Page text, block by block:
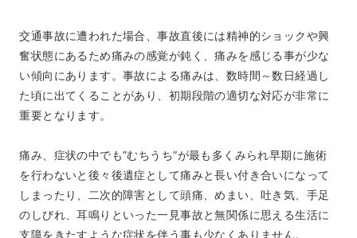
交通事故に遭われた場合、事故直後には精神的ショックや興
奮状態にあるため痛みの感覚が鈍く、痛みを感じる事が少な
い傾向にあります。事故による痛みは、数時間～数日経過し
た頃に出てくることがあり、初期段階の適切な対応が非常に
重要となります。
痛み、症状の中でも”むちうち”が最も多くみられ早期に施術
を行わないと後々後遺症として痛みと長い付き合いになって
しまったり、二次的障害として頭痛、めまい、吐き気、手足
のしびれ、耳鳴りといった一見事故と無関係に思える生活に
支障をきたすような症状を伴う事も少なくありません。